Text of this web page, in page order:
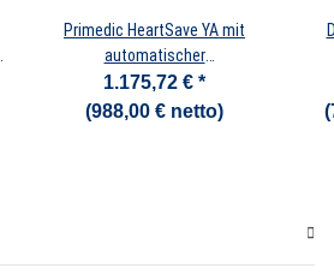
Primedic HeartSave YA mit
automatischer
Schockauslösung, DE/EN,
inkl. AED Notfallset
1.175,72 € *
(988,00 € netto)